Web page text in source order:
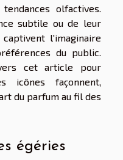
olfactives.
subtile ou de leur
l'imaginaire
du public.
cet article pour
icônes façonnent,
du parfum au fil des
égéries